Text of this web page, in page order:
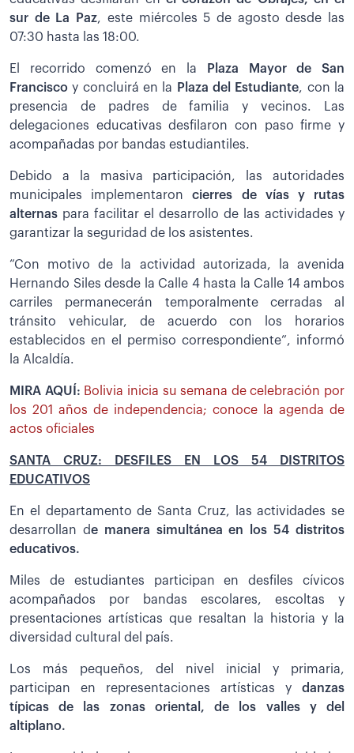
sur de La Paz, este miércoles 5 de agosto desde las
07:30 hasta las 18:00.
El recorrido comenzó en la
Plaza Mayor de San
Francisco y concluirá en la Plaza del Estudiante, con la
presencia de padres de familia y vecinos. Las
delegaciones educativas desfilaron con paso firme y
acompañadas por bandas estudiantiles.
Debido a la masiva participación, las autoridades
municipales implementaroncierres de vías y rutas
alternas para facilitar el desarrollo de las actividades y
garantizar la seguridad de los asistentes.
“Con motivo de la actividad autorizada, la avenida
Hernando Siles desde la Calle 4 hasta la Calle 14 ambos
carriles permanecerán temporalmente cerradas al
tránsito vehicular, de acuerdo con los horarios
establecidos en el permiso correspondiente”, informó
la Alcaldía.
MIRA AQUÍ: Bolivia inicia su semana de celebración por
los 201 años de independencia; conoce la agenda de
actos oficiales
SANTA CRUZ: DESFILES EN LOS 54 DISTRITOS
EDUCATIVOS
En el departamento de Santa Cruz, las actividades se
desarrollan de manera simultánea en los 54 distritos
educativos.
Miles de estudiantes participan en desfiles cívicos
acompañados por bandas escolares, escoltas y
presentaciones artísticas que resaltan la historia y la
diversidad cultural del país.
Los más pequeños, del nivel inicial y primaria,
participan en representaciones artísticas y danzas
típicas de las zonas oriental, de los valles y del
altiplano.